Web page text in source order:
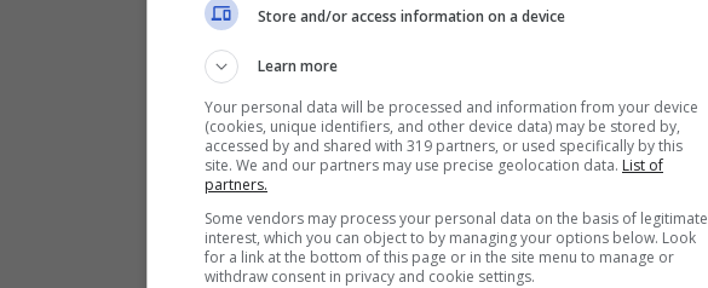
Store and/or access information on a device
Learn more
Your personal data will be processed and information from your device
(cookies, unique identifiers, and other device data) may be stored by,
accessed by and shared with 319 partners, or used specifically by this
site. We and our partners may use precise geolocation data. List of
partners.
Some vendors may process your personal data on the basis of legitimate
interest, which you can object to by managing your options below. Look
for a link at the bottom of this page or in the site menu to manage or
withdraw consent in privacy and cookie settings.